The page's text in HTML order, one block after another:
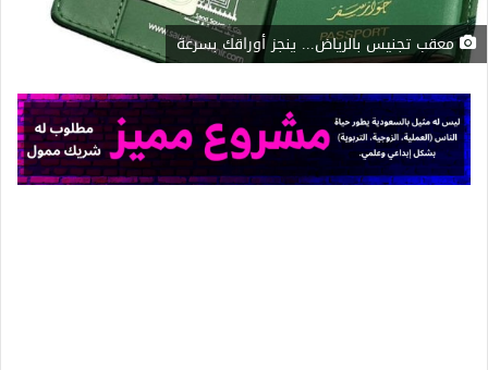
معقب تجنيس بالرياض... ينجز أوراقك بسرعة